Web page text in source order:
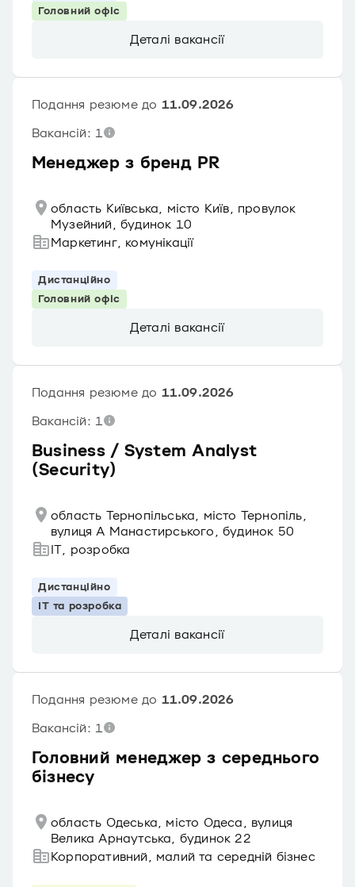
Головний офіс
Деталі вакансії
Менеджер з бренд PR
Подання резюме до 11.09.2026
Вакансій: 1
область Київська, місто Київ, провулок
Музейний, будинок 10
Маркетинг, комунікації
Дистанційно
Головний офіс
Деталі вакансії
Business / System Analyst
(Security)
Подання резюме до 11.09.2026
Вакансій: 1
область Тернопільська, місто Тернопіль,
вулиця А Манастирського, будинок 50
IT, розробка
Дистанційно
IT та розробка
Деталі вакансії
Головний менеджер з середнього
бізнесу
Подання резюме до 11.09.2026
Вакансій: 1
область Одеська, місто Одеса, вулиця
Велика Арнаутська, будинок 22
Корпоративний, малий та середній бізнес